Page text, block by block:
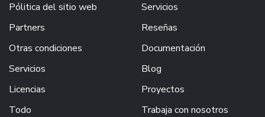
Pólitica del sitio web
Partners
Otras condiciones
Servicios
Licencias
Todo
Servicios
Reseñas
Documentación
Blog
Proyectos
Trabaja con nosotros